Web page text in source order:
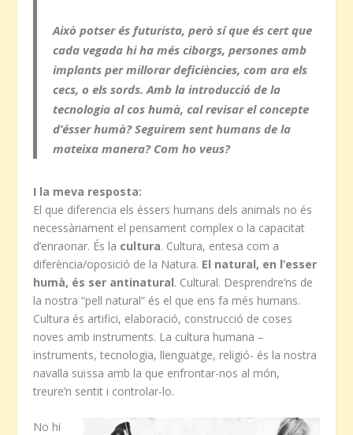
Això potser és futurista, però sí que és cert que
cada vegada hi ha més ciborgs, persones amb
implants per millorar deficiències, com ara els
cecs, o els sords. Amb la introducció de la
tecnologia al cos humà, cal revisar el concepte
d’ésser humà? Seguirem sent humans de la
mateixa manera? Com ho veus?
I la meva resposta:
El que diferencia els éssers humans dels animals no és
necessàriament el pensament complex o la capacitat
d’enraonar. És la cultura. Cultura, entesa com a
diferència/oposició de la Natura. El natural, en l’esser
humà, és ser antinatural. Cultural. Desprendre’ns de
la nostra “pell natural” és el que ens fa més humans.
Cultura és artifici, elaboració, construcció de coses
noves amb instruments. La cultura humana –
instruments, tecnologia, llenguatge, religió- és la nostra
navalla suïssa amb la que enfrontar-nos al món,
treure’n sentit i controlar-lo.
No hi